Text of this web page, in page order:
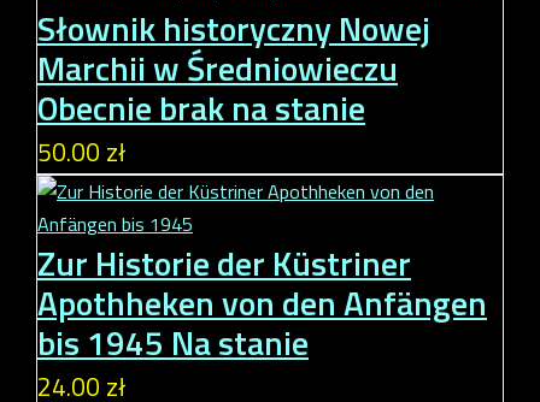
Słownik historyczny Nowej
Marchii w Średniowieczu
Obecnie brak na stanie
50.00 zł
Zur Historie der Küstriner
Apothheken von den Anfängen
bis 1945 Na stanie
24.00 zł